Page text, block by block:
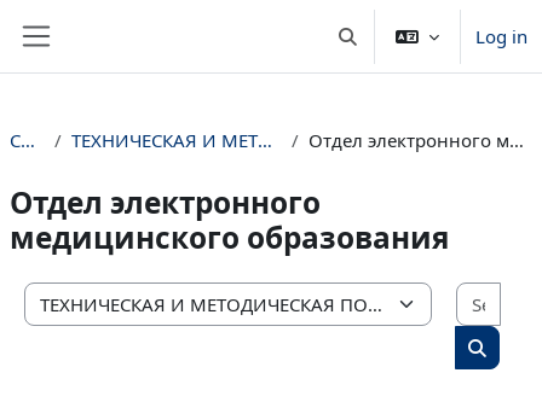
Toggle search inputLog in
Courses ТЕХНИЧЕСКАЯ И МЕТОДИЧЕСКАЯ ПОДДЕРЖКА Отдел электронного медицинского образования
Отдел электронного
медицинского образования
Course categories
Search